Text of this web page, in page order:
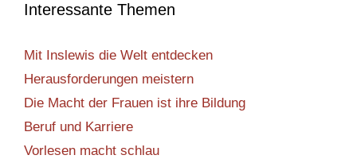
Interessante Themen
Mit Inslewis die Welt entdecken
Herausforderungen meistern
Die Macht der Frauen ist ihre Bildung
Beruf und Karriere
Vorlesen macht schlau